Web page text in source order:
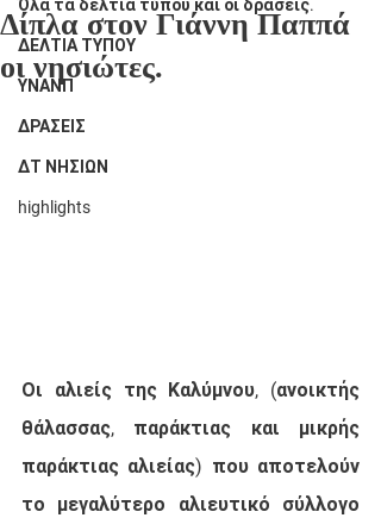
Όλα τα δελτία τύπου και οι δράσεις.
ΔΕΛΤΙΑ ΤΥΠΟΥ
ΥΝΑΝΠ
ΔΡΑΣΕΙΣ
ΔΤ ΝΗΣΙΩΝ
highlights
Δίπλα στον Γιάννη Παππά
οι νησιώτες.
Οι αλιείς της Καλύμνου, (ανοικτής
θάλασσας, παράκτιας και μικρής
παράκτιας αλιείας) που αποτελούν
το μεγαλύτερο αλιευτικό σύλλογο